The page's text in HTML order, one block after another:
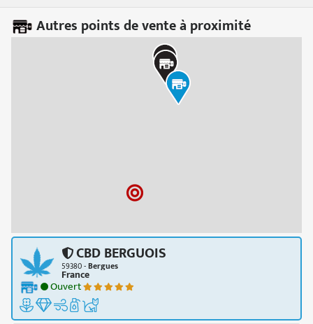
Autres points de vente à proximité
CBD BERGUOIS
59380 -Bergues
France
Ouvert